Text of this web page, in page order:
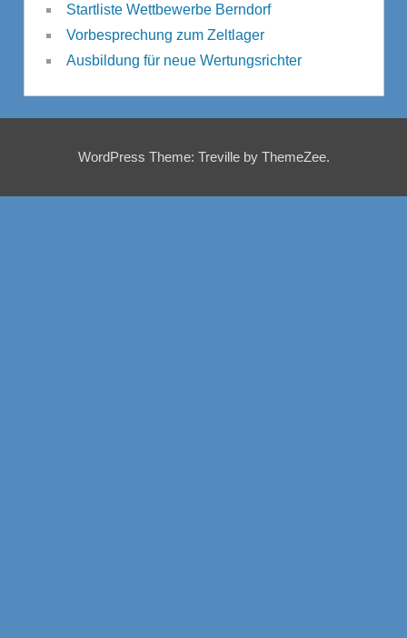
Startliste Wettbewerbe Berndorf
Vorbesprechung zum Zeltlager
Ausbildung für neue Wertungsrichter
WordPress Theme: Treville by ThemeZee.